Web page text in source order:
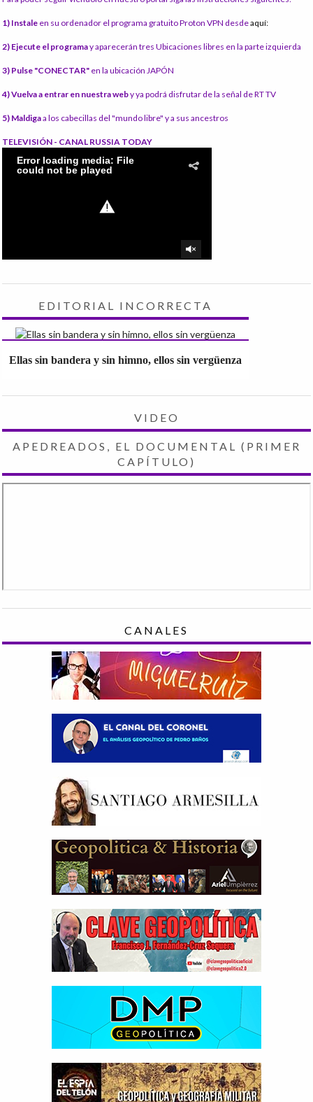
1) Instale en su ordenador el programa gratuito Proton VPN desdeaquí:
2) Ejecute el programay aparecerán tres Ubicaciones libres en la parte izquierda
3) Pulse "CONECTAR" en la ubicación JAPÓN
4) Vuelva a entrar en nuestra weby ya podrá disfrutar de la señal de RT TV
5) Maldigaa los cabecillas del "mundo libre" y a sus ancestros
TELEVISIÓN - CANAL RUSSIA TODAY
EDITORIAL INCORRECTA
Ellas sin bandera y sin himno, ellos sin vergüenza
VIDEO
APEDREADOS, EL DOCUMENTAL (PRIMER
CAPÍTULO)
CANALES